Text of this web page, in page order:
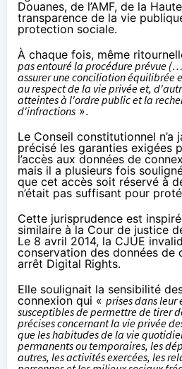
Douanes, de l’AMF, de la
transparence de la vie
protection sociale.
À chaque fois, même
pas entouré la procédure prévue
assurer une conciliation équilibrée
au respect de la vie privée et,
atteintes à l'ordre public et la
d'infractions ».
Le Conseil constitutionnel n’a
précisé les garanties exigées
l’accès aux données de
mais il a plusieurs fois
que cet accès soit réservé à
n’était pas suffisant pour
Cette jurisprudence est
similaire à la Cour de justice
Le 8 avril 2014, la CJUE
conservation des données de
arrêt Digital Rights.
Elle soulignait la sensibilité
connexion qui « prises dans leur
susceptibles de permettre de tirer
précises concernant la vie privée
que les habitudes de la vie
permanents ou temporaires, les
autres, les activités exercées, les